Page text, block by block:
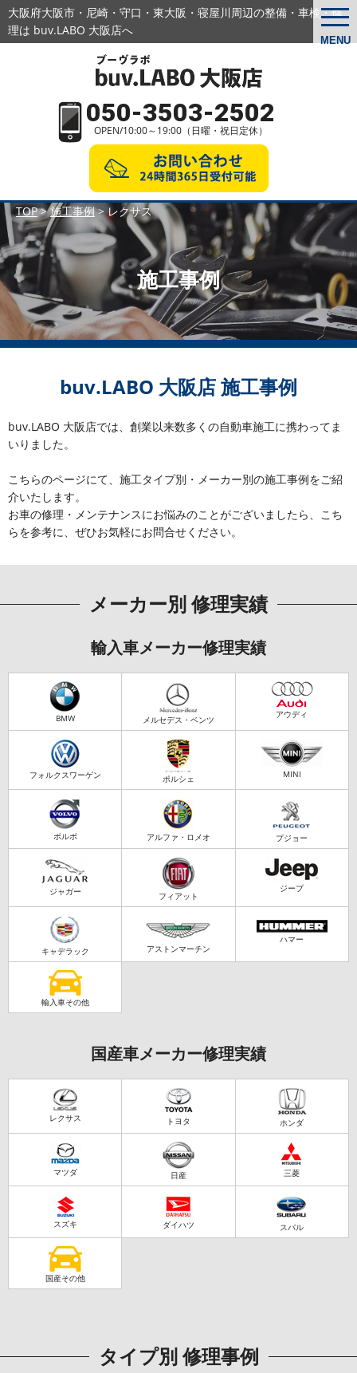
MENU
大阪府大阪市・尼崎・守口・東大阪・寝屋川周辺の整備・車検・修
理は buv.LABO 大阪店へ
050-3503-2502
OPEN/10:00～19:00（日曜・祝日定休）
TOP>施工事例>レクサス
施工事例
buv.LABO 大阪店 施工事例
buv.LABO 大阪店では、創業以来数多くの自動車施工に携わってま
いりました。
こちらのページにて、施工タイプ別・メーカー別の施工事例をご紹
介いたします。
お車の修理・メンテナンスにお悩みのことがございましたら、こち
らを参考に、ぜひお気軽にお問合せください。
メーカー別 修理実績
輸入車メーカー修理実績
BMW メルセデス・ベンツ アウディ
フォルクスワーゲン ポルシェ MINI
ボルボ アルファ・ロメオ プジョー
ジャガー フィアット
ジープ
キャデラック アストンマーチン
ハマー
輸入車その他
国産車メーカー修理実績
レクサス トヨタ ホンダ
マツダ 日産 三菱
スズキ ダイハツ スバル
国産その他
タイプ別 修理事例